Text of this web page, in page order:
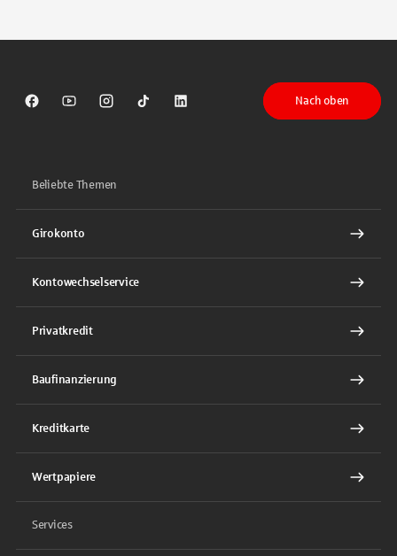
Sparkasse auf Facebook
Sparkasse auf Youtube
Sparkasse auf Instagram
Sparkasse auf TikTok
Sparkasse auf LinkedIn
Nach oben
Beliebte Themen
Girokonto
Kontowechselservice
Privatkredit
Baufinanzierung
Kreditkarte
Wertpapiere
Services